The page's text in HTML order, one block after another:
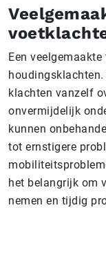
Een
houdingsklachten.
klachten vanzelf
onvermijdelijk
kunnen
tot ernstigere
het belangrijk om
nemen en tijdig